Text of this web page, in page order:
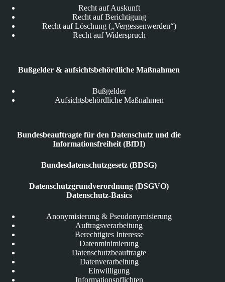
Recht auf Auskunft
Recht auf Berichtigung
Recht auf Löschung („Vergessenwerden“)
Recht auf Widerspruch
Bußgelder & aufsichtsbehördliche Maßnahmen
Bußgelder
Aufsichtsbehördliche Maßnahmen
Bundesbeauftragte für den Datenschutz und die
Informationsfreiheit (BfDI)
Bundesdatenschutzgesetz (BDSG)
Datenschutzgrundverordnung (DSGVO)
Datenschutz-Basics
Anonymisierung & Pseudonymisierung
Auftragsverarbeitung
Berechtigtes Interesse
Datenminimierung
Datenschutzbeauftragte
Datenverarbeitung
Einwilligung
Informationspflichten